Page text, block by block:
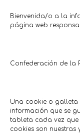
Bienvenida/o a la
página web
Confederación de la
Una cookie o galleta
información que se
tableta cada vez que
cookies son nuestras